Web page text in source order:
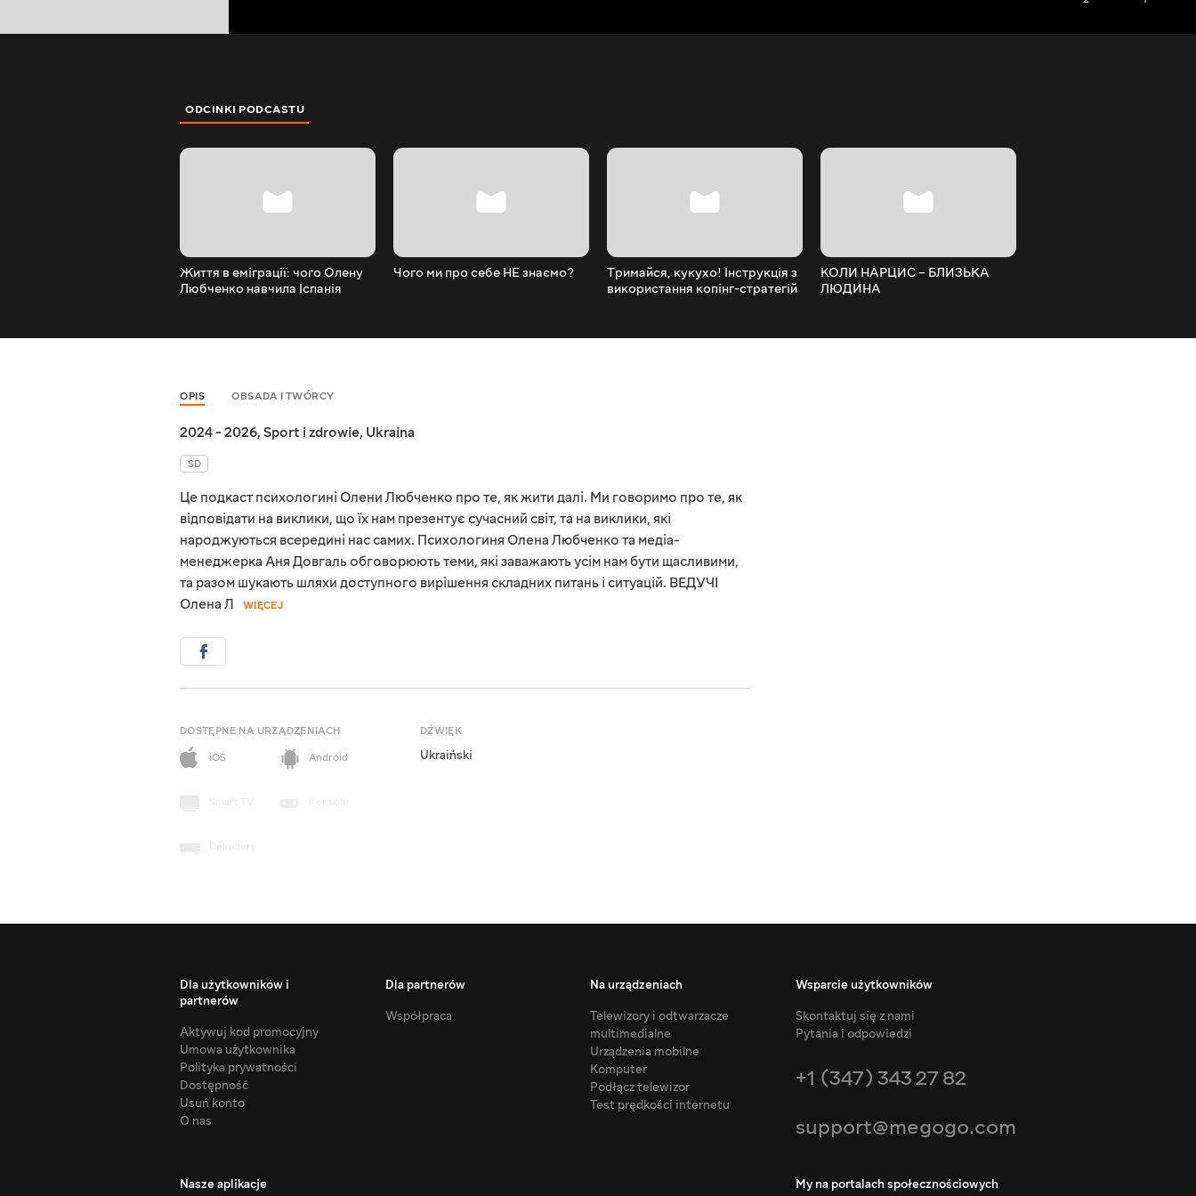
ODCINKI PODCASTU
Життя в еміграції: чого Олену
Любченко навчила Іспанія
Чого ми про себе НЕ знаємо?
Тримайся, кукухо! Інструкція з
використання копінг-стратегій
КОЛИ НАРЦИС – БЛИЗЬКА
ЛЮДИНА
OPIS OBSADA I TWÓRCY
2024 - 2026, Sport i zdrowie, Ukraina
SD
Це подкаст психологині Олени Любченко про те, як жити далі. Ми говоримо про те, як
відповідати на виклики, що їх нам презентує сучасний світ, та на виклики, які
народжуються всередині нас самих. Психологиня Олена Любченко та медіа-
менеджерка Аня Довгаль обговорюють теми, які заважають усім нам бути щасливими,
та разом шукають шляхи доступного вирішення складних питань і ситуацій. ВЕДУЧІ
Олена Л
WIĘCEJ
DOSTĘPNE NA URZĄDZENIACH
iOS
Android
DŹWIĘK
Ukraiński
Dla użytkowników i
partnerów
Aktywuj kod promocyjny
Umowa użytkownika
Polityka prywatności
Dostępność
Usuń konto
O nas
Dla partnerów
Współpraca
Na urządzeniach
Telewizory i odtwarzacze
multimedialne
Urządzenia mobilne
Komputer
Podłącz telewizor
Test prędkości internetu
Wsparcie użytkowników
Skontaktuj się z nami
Pytania i odpowiedzi
+1 (347) 343 27 82
support@megogo.com
Nasze aplikacje My na portalach społecznościowych